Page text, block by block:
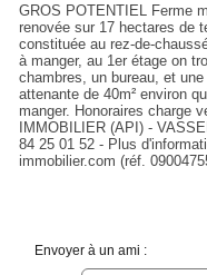
GROS POTENTIEL Ferme
renovée sur 17 hectares de
constituée au rez-de-
à manger, au 1er étage on
chambres, un bureau, et
attenante de 40m² environ
manger. Honoraires charge
IMMOBILIER (API) -
84 25 01 52 - Plus
immobilier.com (réf.
Envoyer à un ami :